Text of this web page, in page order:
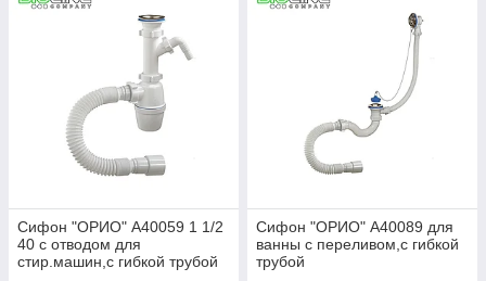
Сифон "ОРИО" А40059 1 1/2
40 с отводом для
стир.машин,с гибкой трубой
Сифон "ОРИО" А40089 для
ванны с переливом,с гибкой
трубой